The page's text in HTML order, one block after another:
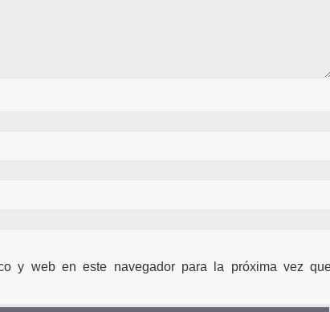
y web en este navegador para la próxima vez